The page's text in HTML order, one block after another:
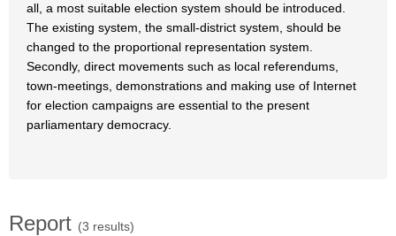
all, a most suitable election system should be introduced.
The existing system, the small-district system, should be
changed to the proportional representation system.
Secondly, direct movements such as local referendums,
town-meetings, demonstrations and making use of Internet
for election campaigns are essential to the present
parliamentary democracy.
Report (3 results)